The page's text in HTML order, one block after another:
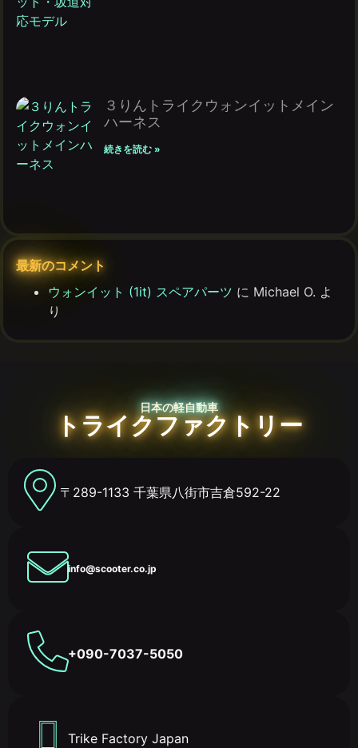
３りんトライクウォンイットメイン
ハーネス
続きを読む »
最新のコメント
ウォンイット (1it) スペアパーツ に Michael O. よ
り
日本の軽自動車
トライクファクトリー
〒289-1133 千葉県八街市吉倉592-22
info@scooter.co.jp
+090-7037-5050
Trike Factory Japan